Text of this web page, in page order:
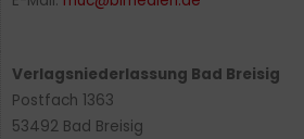
Verlagsniederlassung Bad Breisig
Postfach 1363
53492 Bad Breisig